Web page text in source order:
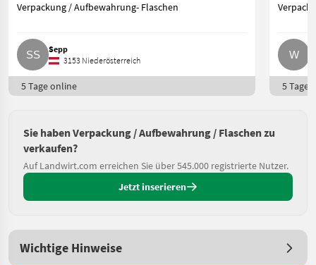
Verpackung / Aufbewahrung- Flaschen
Sepp
3153 Niederösterreich
5 Tage online 5 Tage
Sie haben Verpackung / Aufbewahrung / Flaschen zu
verkaufen?
Auf Landwirt.com erreichen Sie über 545.000 registrierte Nutzer.
Jetzt inserieren
Wichtige Hinweise